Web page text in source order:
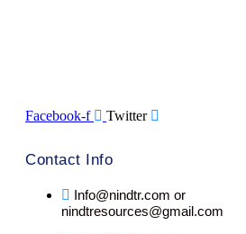
Facebook-f Twitter
Contact Info
Info@nindtr.com or
nindtresources@gmail.com